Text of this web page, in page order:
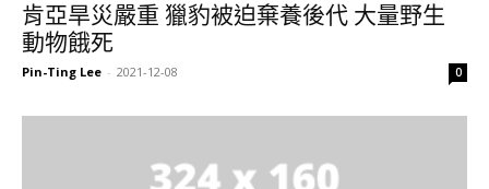
肯亞旱災嚴重 獵豹被迫棄養後代 大量野生
動物餓死
Pin-Ting Lee - 2021-12-08 0